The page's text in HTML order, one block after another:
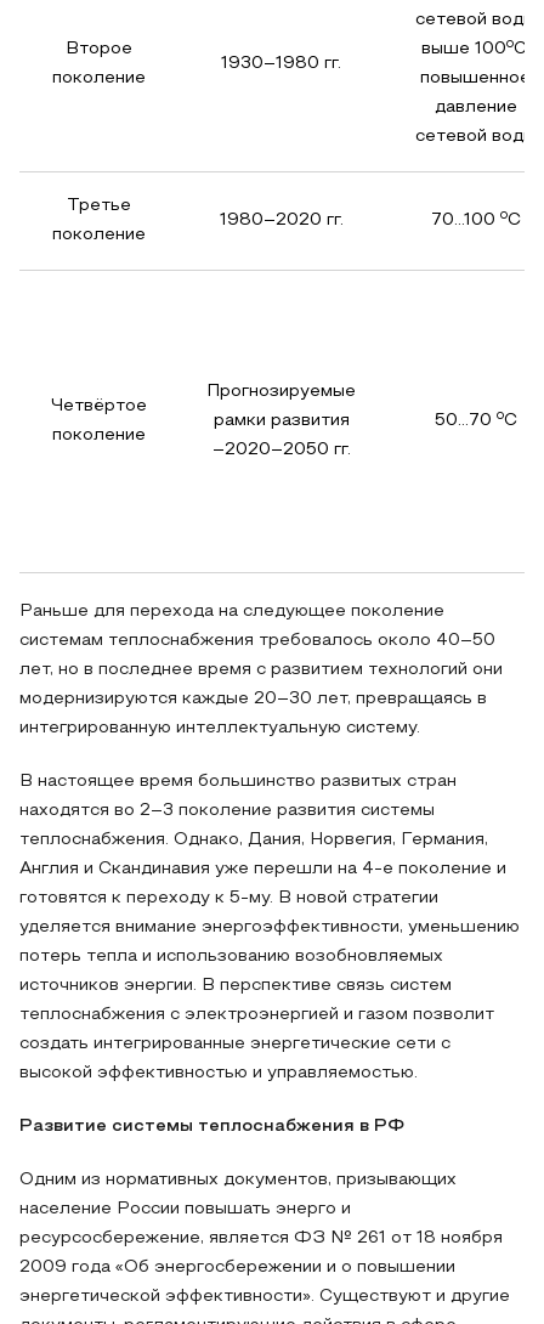
Второе
поколение
1930–1980 гг.
сетевой воды
выше 100oC,
повышенное
давление
сетевой воды
Третье
поколение
1980–2020 гг. 70…100 oC
Четвёртое
поколение
Прогнозируемые
рамки развития
–2020–2050 гг.
50…70 oC
Раньше для перехода на следующее поколение
системам теплоснабжения требовалось около 40–50
лет, но в последнее время с развитием технологий они
модернизируются каждые 20–30 лет, превращаясь в
интегрированную интеллектуальную систему.
В настоящее время большинство развитых стран
находятся во 2–3 поколение развития системы
теплоснабжения. Однако, Дания, Норвегия, Германия,
Англия и Скандинавия уже перешли на 4-е поколение и
готовятся к переходу к 5-му. В новой стратегии
уделяется внимание энергоэффективности, уменьшению
потерь тепла и использованию возобновляемых
источников энергии. В перспективе связь систем
теплоснабжения с электроэнергией и газом позволит
создать интегрированные энергетические сети с
высокой эффективностью и управляемостью.
Развитие системы теплоснабжения в РФ
Одним из нормативных документов, призывающих
население России повышать энерго и
ресурсосбережение, является ФЗ № 261 от 18 ноября
2009 года «Об энергосбережении и о повышении
энергетической эффективности». Существуют и другие